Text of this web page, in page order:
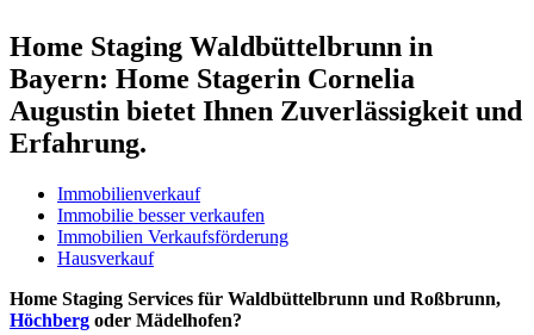
Home Staging Waldbüttelbrunn in
Bayern: Home Stagerin Cornelia
Augustin bietet Ihnen Zuverlässigkeit und
Erfahrung.
Immobilienverkauf
Immobilie besser verkaufen
Immobilien Verkaufsförderung
Hausverkauf
Home Staging Services für Waldbüttelbrunn und Roßbrunn,
Höchberg oder Mädelhofen?